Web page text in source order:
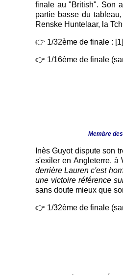
finale au "British". Son
partie basse du
Renske Huntelaar, la
👉 1/32ème de finale :
👉 1/16ème de finale
Membre
Inès Guyot dispute son
s'exiler en Angleterre, à
derrière Lauren c'est
une victoire référence
sans doute mieux que
👉 1/32ème de finale